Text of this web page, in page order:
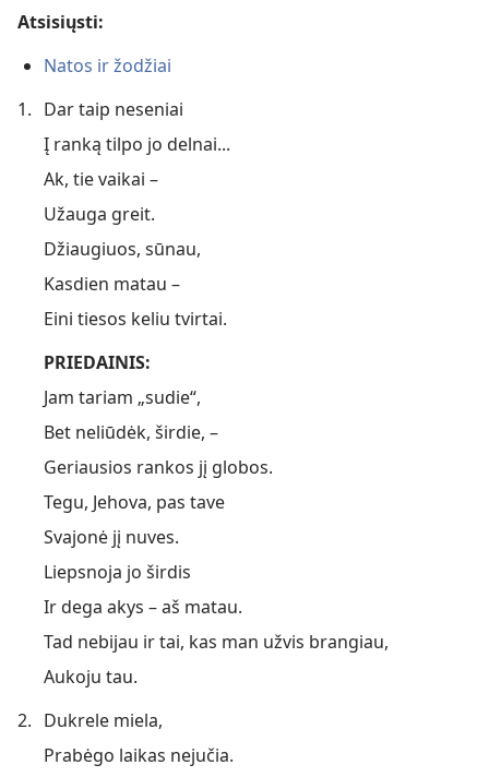
Atsisiųsti:
Natos ir žodžiai
1. Dar taip neseniai
Į ranką tilpo jo delnai...
Ak, tie vaikai –
Užauga greit.
Džiaugiuos, sūnau,
Kasdien matau –
Eini tiesos keliu tvirtai.
PRIEDAINIS:
Jam tariam „sudie“,
Bet neliūdėk, širdie, –
Geriausios rankos jį globos.
Tegu, Jehova, pas tave
Svajonė jį nuves.
Liepsnoja jo širdis
Ir dega akys – aš matau.
Tad nebijau ir tai, kas man užvis brangiau,
Aukoju tau.
2. Dukrele miela,
Prabėgo laikas nejučia.